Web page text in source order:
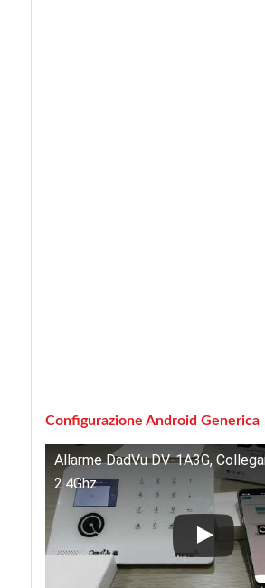
Configurazione Android Generica
Allarme DadVu DV-1A3G,
2.4Ghz